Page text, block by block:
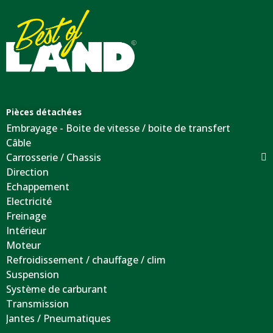
Pièces détachées
Embrayage - Boite de vitesse / boite de transfert
Câble
Carrosserie / Chassis
Direction
Echappement
Electricité
Freinage
Intérieur
Moteur
Refroidissement / chauffage / clim
Suspension
Système de carburant
Transmission
Jantes / Pneumatiques